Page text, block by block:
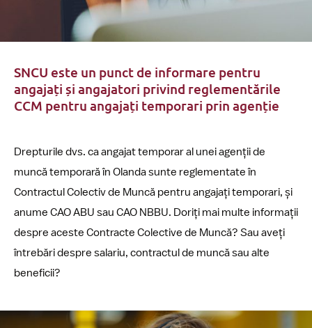
SNCU este un punct de informare pentru
angajați și angajatori privind reglementările
CCM pentru angajați temporari prin agenție
Drepturile dvs. ca angajat temporar al unei agenții de
muncă temporară în Olanda sunte reglementate în
Contractul Colectiv de Muncă pentru angajați temporari, și
anume CAO ABU sau CAO NBBU. Doriți mai multe informații
despre aceste Contracte Colective de Muncă? Sau aveți
întrebări despre salariu, contractul de muncă sau alte
beneficii?